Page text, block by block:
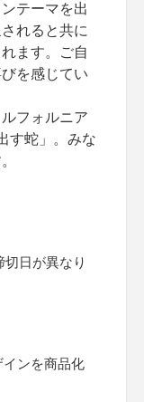
テーマを出
れると共に
ます。ご自
を感じてい
フォルニア
す蛇」。みな
日が異なり
ンを商品化